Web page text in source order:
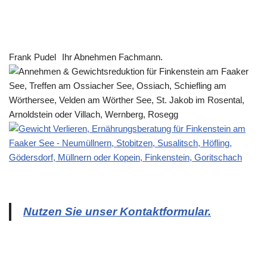
Frank Pudel Ihr Abnehmen Fachmann.
Nutzen Sie unser Kontaktformular.